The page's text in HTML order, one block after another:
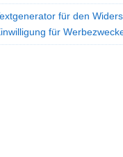
für den
für